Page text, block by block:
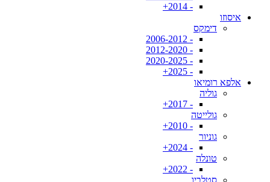
- 2014+
איסוזו
דימקס
- 2006-2012
- 2012-2020
- 2020-2025
- 2025+
אלפא רומיאו
גוליה
- 2017+
גולייטה
- 2010+
גוניור
- 2024+
טונלה
- 2022+
סטלביו